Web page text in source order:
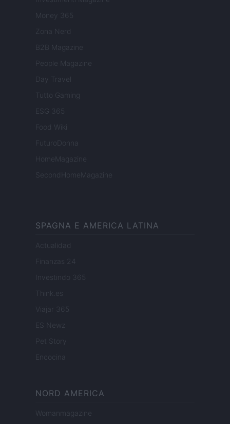
Money 365
Zona Nerd
B2B Magazine
People Magazine
Day Travel
Tutto Gaming
ESG 365
Food Wiki
FuturoDonna
HomeMagazine
SecondHomeMagazine
SPAGNA E AMERICA LATINA
Actualidad
Finanzas 24
Investindo 365
Think.es
Viajar 365
ES Newz
Pet Story
Encocina
NORD AMERICA
Womanmagazine